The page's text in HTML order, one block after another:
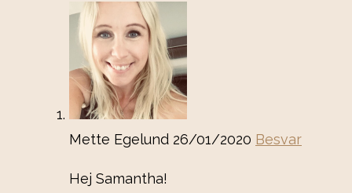
Mette Egelund 26/01/2020 Besvar
Hej Samantha!